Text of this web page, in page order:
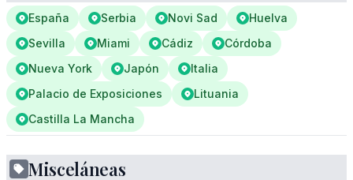
España Serbia Novi Sad
Huelva
Sevilla
Miami Cádiz
Córdoba
Nueva York
Japón
Italia
Palacio de Exposiciones
Lituania
Castilla La Mancha
Misceláneas